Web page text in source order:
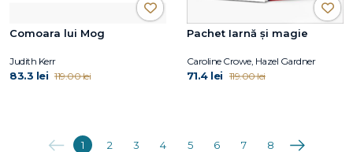
Comoara lui Mog
Judith Kerr
83.3 lei 119.00 lei
Pachet Iarnă și magie
Caroline Crowe, Hazel Gardner
71.4 lei 119.00 lei
Anterioara
1 2 3 4 5 6 7 8 Următoarea